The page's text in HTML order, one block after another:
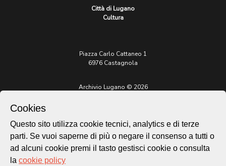
Città di Lugano
Cultura
Piazza Carlo Cattaneo 1
6976 Castagnola
Archivio Lugano © 2026
t. +41 58 866 68 50
Sito istituzionale:
lugano.ch
Cookies
Questo sito utilizza cookie tecnici, analytics e di terze
parti. Se vuoi saperne di più o negare il consenso a tutti o
ad alcuni cookie premi il tasto gestisci cookie o consulta
la cookie policy